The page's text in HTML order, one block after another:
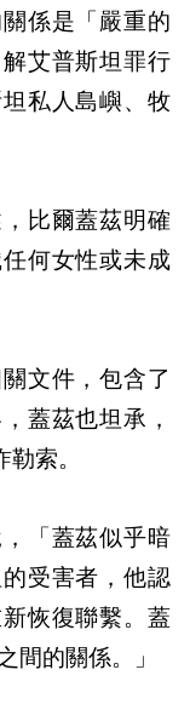
係是「嚴重的
艾普斯坦罪行
私人島嶼、牧
比爾蓋茲明確
何女性或未成
文件，包含了
蓋茲也坦承，
索。
「蓋茲似乎暗
受害者，他認
恢復聯繫。蓋
間的關係。」